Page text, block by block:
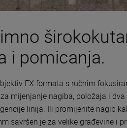
i pomicanja.
FX formata s ručnim
mijenjanje nagiba, položaja i
linija. Ili promijenite nagib
savršen je za velike građevine i